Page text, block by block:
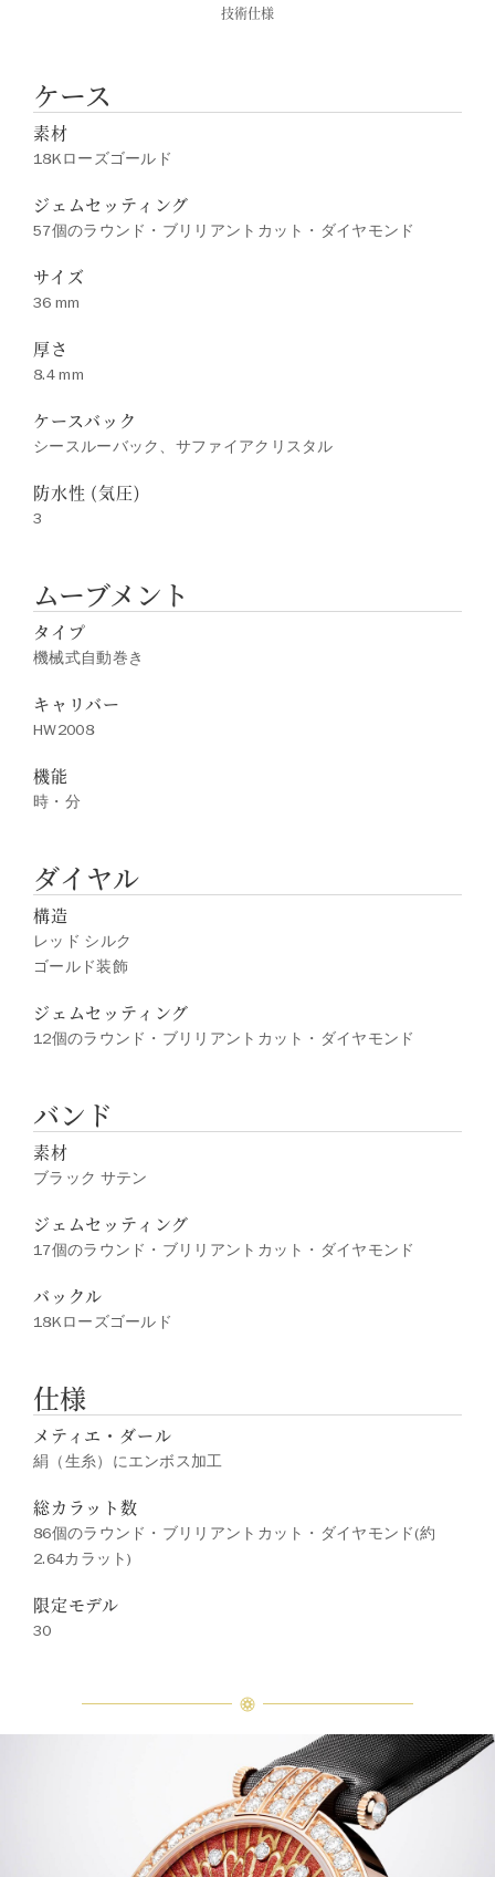
技術仕様
ケース
素材
18Kローズゴールド
ジェムセッティング
57個のラウンド・ブリリアントカット・ダイヤモンド
サイズ
36 mm
厚さ
8.4 mm
ケースバック
シースルーバック、サファイアクリスタル
防水性 (気圧)
3
ムーブメント
タイプ
機械式自動巻き
キャリバー
HW2008
機能
時・分
ダイヤル
構造
レッド シルク
ゴールド装飾
ジェムセッティング
12個のラウンド・ブリリアントカット・ダイヤモンド
バンド
素材
ブラック サテン
ジェムセッティング
17個のラウンド・ブリリアントカット・ダイヤモンド
バックル
18Kローズゴールド
仕様
メティエ・ダール
絹（生糸）にエンボス加工
総カラット数
86個のラウンド・ブリリアントカット・ダイヤモンド(約
2.64カラット)
限定モデル
30